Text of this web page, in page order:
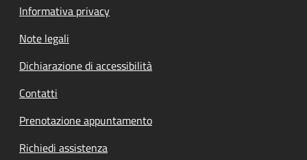
Informativa privacy
Note legali
Dichiarazione di accessibilità
Contatti
Prenotazione appuntamento
Richiedi assistenza